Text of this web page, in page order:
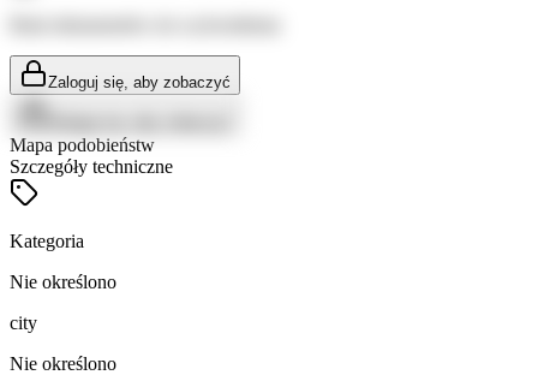
Zaloguj się, aby zobaczyć
Mapa podobieństw
Szczegóły techniczne
Kategoria
Nie określono
city
Nie określono